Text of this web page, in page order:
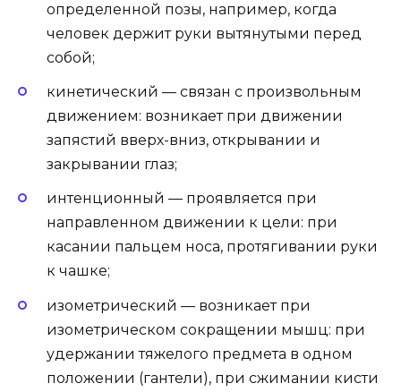
определенной позы, например, когда
человек держит руки вытянутыми перед
собой;
кинетический — связан с произвольным
движением: возникает при движении
запястий вверх-вниз, открывании и
закрывании глаз;
интенционный — проявляется при
направленном движении к цели: при
касании пальцем носа, протягивании руки
к чашке;
изометрический — возникает при
изометрическом сокращении мышц: при
удержании тяжелого предмета в одном
положении (гантели), при сжимании кисти